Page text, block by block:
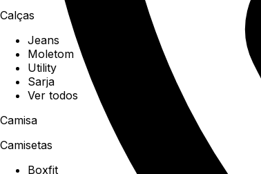
Calças
Jeans
Moletom
Utility
Sarja
Ver todos
Camisa
Camisetas
Boxfit